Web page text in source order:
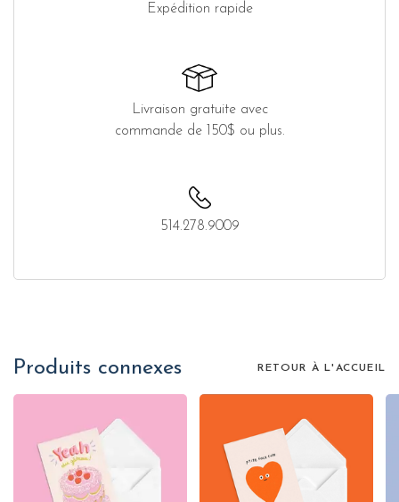
Expédition rapide
Livraison gratuite avec
commande de 150$ ou plus.
514.278.9009
Produits connexes RETOUR À L'ACCUEIL